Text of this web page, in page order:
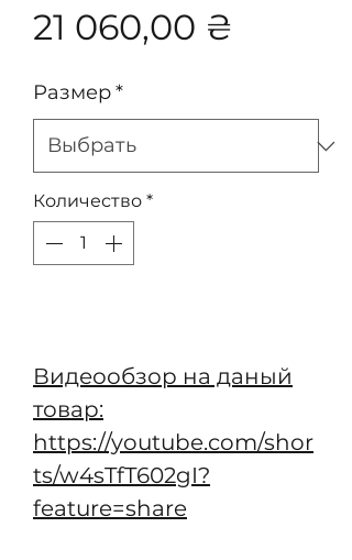
21 060,00 ₴
Размер*
Количество *
Видеообзор на даный
товар:
https://youtube.com/shor
ts/w4sTfT602gI?
feature=share